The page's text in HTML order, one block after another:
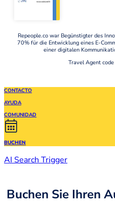
Repeople.co war Begünstigter des
70% für die Entwicklung eines E-
einer digitalen
Travel Agent
CONTACTO
AYUDA
COMUNIDAD
BUCHEN
AI Search Trigger
Buchen Sie Ihren